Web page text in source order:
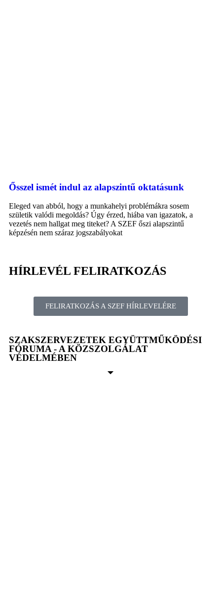
Ősszel ismét indul az alapszintű oktatásunk
Eleged van abból, hogy a munkahelyi problémákra sosem
születik valódi megoldás? Úgy érzed, hiába van igazatok, a
vezetés nem hallgat meg titeket? A SZEF őszi alapszintű
képzésén nem száraz jogszabályokat
HÍRLEVÉL FELIRATKOZÁS
FELIRATKOZÁS A SZEF HÍRLEVELÉRE
SZAKSZERVEZETEK EGYÜTTMŰKÖDÉSI
FÓRUMA - A KÖZSZOLGÁLAT
VÉDELMÉBEN